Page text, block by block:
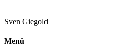
Sven Giegold
Menü